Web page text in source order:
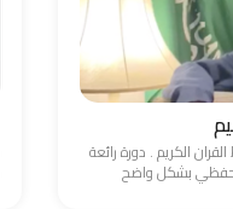
الكريم . دورة رائعة
حفظي بشكل واضح